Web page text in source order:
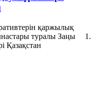
қаржылық
туралы Заңы 1.
Қазақстан